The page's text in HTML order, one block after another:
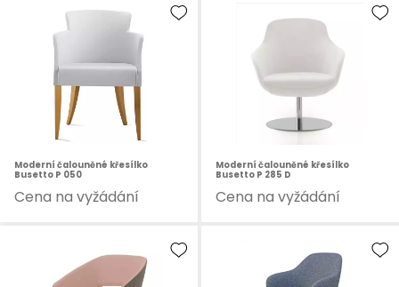
Moderní čalouněné křesílko
Busetto P 050
Cena na vyžádání
Moderní čalouněné křesílko
Busetto P 285 D
Cena na vyžádání